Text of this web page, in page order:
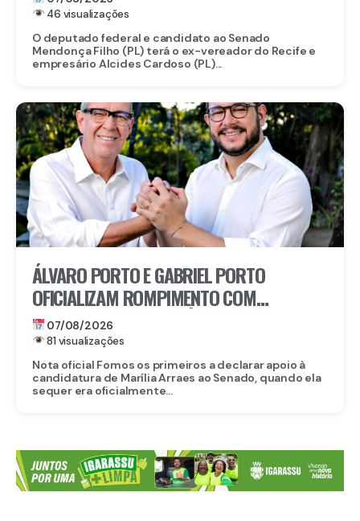
46 visualizações
O deputado federal e candidato ao Senado
Mendonça Filho (PL) terá o ex-vereador do Recife e
empresário Alcides Cardoso (PL)...
ÁLVARO PORTO E GABRIEL PORTO
OFICIALIZAM ROMPIMENTO COM
CANDIDATURA DE MARÍLIA ARRAES AO
SENADO
07/08/2026
81 visualizações
Nota oficial Fomos os primeiros a declarar apoio à
candidatura de Marília Arraes ao Senado, quando ela
sequer era oficialmente...